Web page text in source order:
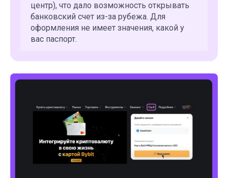
центр), что дало возможность открывать
банковский счет из-за рубежа. Для
оформления не имеет значения, какой у
вас паспорт.